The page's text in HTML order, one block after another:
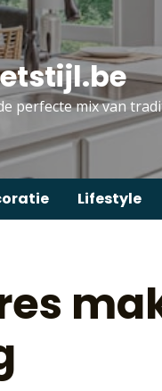
perfecte mix van
Lifestyle